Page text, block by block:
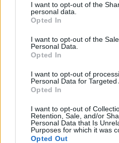
disclose it to other third parties.
Please note that this website/
services and may gather and
not limited to your visit or usage
grant or deny consent to
consent section.
I want to opt-out of the
personal data.
Opted In
I want to opt-out of the
Personal Data.
Opted In
I want to opt-out of
Personal Data for Targeted
Opted In
I want to opt-out of
Retention, Sale, and/or
Personal Data that Is
Purposes for which it was
Opted Out
InvestirMag
Investieren24
News Hub UK
Lgbtq News